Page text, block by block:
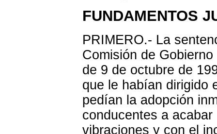
FUNDAMENTOS
PRIMERO.- La
Comisión de
de 9 de octubre de
que le habían dirigido
pedían la adopción
conducentes a
vibraciones y con el